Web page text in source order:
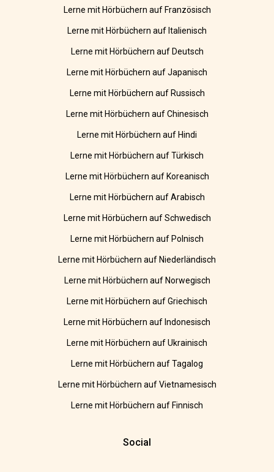
Lerne mit Hörbüchern auf Französisch
Lerne mit Hörbüchern auf Italienisch
Lerne mit Hörbüchern auf Deutsch
Lerne mit Hörbüchern auf Japanisch
Lerne mit Hörbüchern auf Russisch
Lerne mit Hörbüchern auf Chinesisch
Lerne mit Hörbüchern auf Hindi
Lerne mit Hörbüchern auf Türkisch
Lerne mit Hörbüchern auf Koreanisch
Lerne mit Hörbüchern auf Arabisch
Lerne mit Hörbüchern auf Schwedisch
Lerne mit Hörbüchern auf Polnisch
Lerne mit Hörbüchern auf Niederländisch
Lerne mit Hörbüchern auf Norwegisch
Lerne mit Hörbüchern auf Griechisch
Lerne mit Hörbüchern auf Indonesisch
Lerne mit Hörbüchern auf Ukrainisch
Lerne mit Hörbüchern auf Tagalog
Lerne mit Hörbüchern auf Vietnamesisch
Lerne mit Hörbüchern auf Finnisch
Social